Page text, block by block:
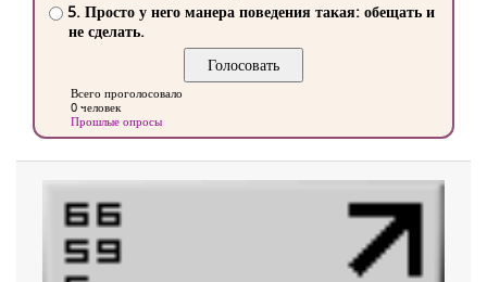
5. Просто у него манера поведения такая: обещать и
не сделать.
Всего проголосовало
0 человек
Прошлые опросы